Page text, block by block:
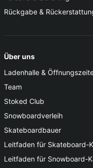
Rückgabe &
Über uns
Ladenhalle &
Team
Stoked Club
Snowboardverleih
Skateboardbauer
Leitfaden für Skateboard-
Leitfaden für Snowboard-